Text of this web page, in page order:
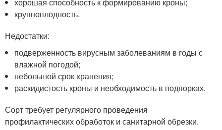
крупноплодность.
Недостатки:
подверженность вирусным заболеваниям в годы с
влажной погодой;
небольшой срок хранения;
раскидистость кроны и необходимость в подпорках.
Сорт требует регулярного проведения
профилактических обработок и санитарной обрезки.